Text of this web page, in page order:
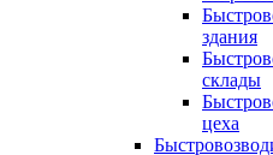
здания
склады
цеха